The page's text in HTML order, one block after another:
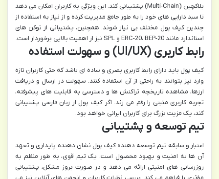
بلاکچین (Multi-Chain) پشتیبانی کند. این ویژگی به کاربران امکان می دهد
تا سبد دارایی های خود را به طور جامع مدیریت کرده و از نیاز به استفاده از
چندین کیف پول مختلف بی نیاز شوند. همچنین، پشتیبانی از توکن های
استاندارد مانند ERC-20، BEP-20 و SPL نیز از اهمیت بالایی برخوردار است.
رابط کاربری (UI/UX) و سهولت استفاده
کیف پول باید دارای رابط کاربری بصری و ساده ای باشد که حتی کاربران تازه
وارد نیز بتوانند به راحتی از آن استفاده کنند. سهولت در ارسال و دریافت
ارزها، مشاهده تاریخچه تراکنش ها و دسترسی به قابلیت های پیشرفته،
تجربه کاربری مثبتی را رقم می زند. اگر کیف پول از زبان فارسی پشتیبانی
کند، یک مزیت بزرگ برای کاربران ایرانی خواهد بود.
تیم توسعه و پشتیبانی
اعتبار و سابقه تیم توسعه دهنده کیف پول نشان دهنده پایداری و تعهد
آن ها به امنیت و بهبود محصول است. یک تیم قوی، به طور منظم به
روزرسانی های امنیتی ارائه می دهد و در صورت بروز مشکل، پشتیبانی